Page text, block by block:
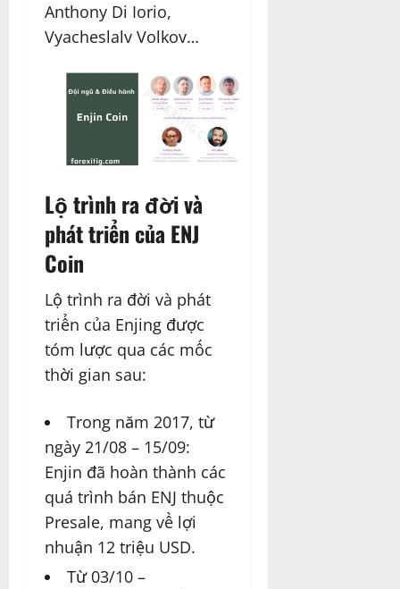
Anthony Di Iorio,
Vyacheslalv Volkov…
Lộ trình ra đời và
phát triển của ENJ
Coin
Lộ trình ra đời và phát
triển của Enjing được
tóm lược qua các mốc
thời gian sau:
Trong năm 2017, từ
ngày 21/08 – 15/09:
Enjin đã hoàn thành các
quá trình bán ENJ thuộc
Presale, mang về lợi
nhuận 12 triệu USD.
Từ 03/10 –